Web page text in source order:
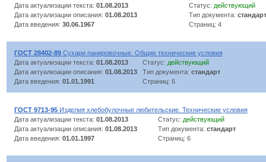
Дата актуализации текста: 01.08.2013 Статус: действующий
Дата актуализации описания: 01.08.2013 Тип документа: стандарт
Дата введения: 30.06.1967 Страниц: 4
ГОСТ 28402-89 Сухари панировочные. Общие технические условия
Дата актуализации текста: 01.08.2013 Статус: действующий
Дата актуализации описания: 01.08.2013 Тип документа: стандарт
Дата введения: 01.01.1991 Страниц: 6
ГОСТ 9713-95 Изделия хлебобулочные любительские. Технические условия
Дата актуализации текста: 01.08.2013 Статус: действующий
Дата актуализации описания: 01.08.2013 Тип документа: стандарт
Дата введения: 01.01.1997 Страниц: 6